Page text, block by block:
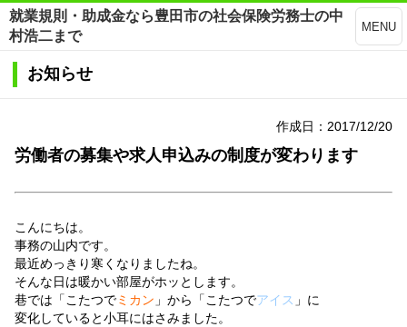
就業規則・助成金なら豊田市の社会保険労務士の中
村浩二まで
MENU
お知らせ
作成日：2017/12/20
労働者の募集や求人申込みの制度が変わります
こんにちは。
事務の山内です。
最近めっきり寒くなりましたね。
そんな日は暖かい部屋がホッとします。
巷では「こたつでミカン 」から「こたつでアイス 」に
変化していると小耳にはさみました。